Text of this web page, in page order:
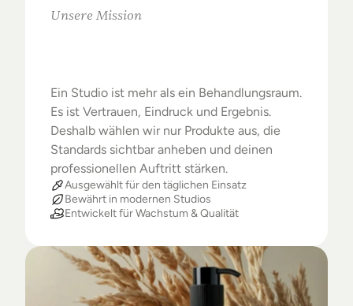
Unsere Mission
Ein Studio ist mehr als ein Behandlungsraum.
Es ist Vertrauen, Eindruck und Ergebnis.
Deshalb wählen wir nur Produkte aus, die
Standards sichtbar anheben und deinen
professionellen Auftritt stärken.
Ausgewählt für den täglichen Einsatz
Bewährt in modernen Studios
Entwickelt für Wachstum & Qualität